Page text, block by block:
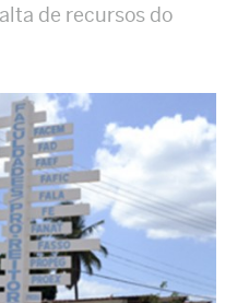
de recursos do